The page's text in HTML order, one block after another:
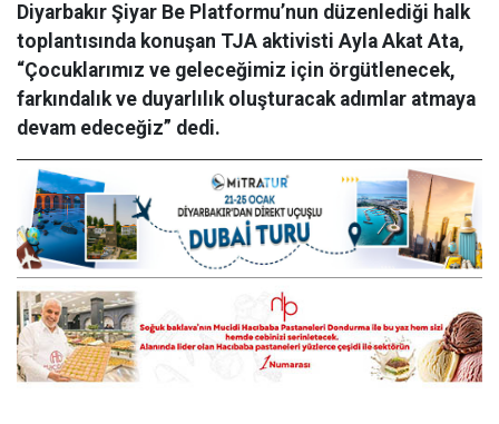
Diyarbakır Şiyar Be Platformu’nun düzenlediği halk
toplantısında konuşan TJA aktivisti Ayla Akat Ata,
“Çocuklarımız ve geleceğimiz için örgütlenecek,
farkındalık ve duyarlılık oluşturacak adımlar atmaya
devam edeceğiz” dedi.